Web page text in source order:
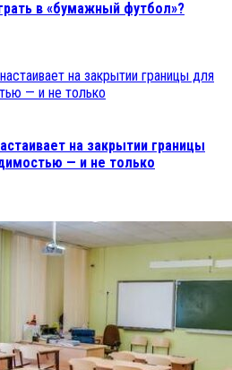
в «бумажный футбол»?
на закрытии границы
— и не только